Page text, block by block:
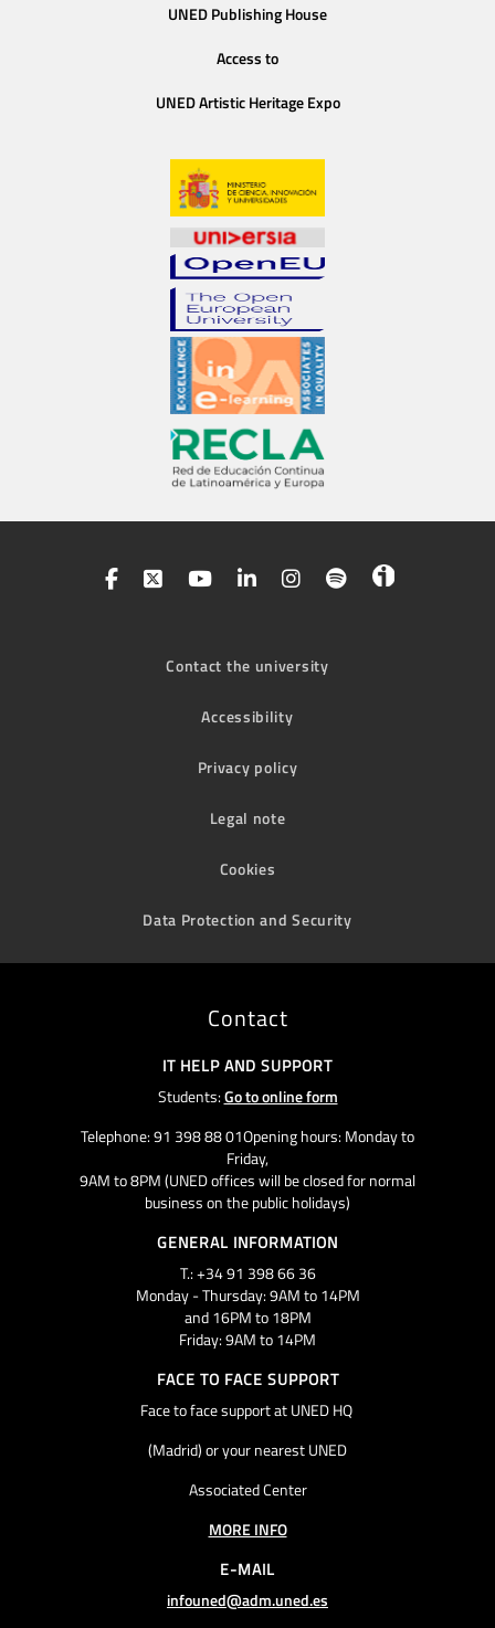
UNED Publishing House
Access to
UNED Artistic Heritage Expo
Contact the university
Accessibility
Privacy policy
Legal note
Cookies
Data Protection and Security
Contact
IT HELP AND SUPPORT
Students:Go to online form
Telephone: 91 398 88 01Opening hours: Monday to
Friday,
9AM to 8PM (UNED offices will be closed for normal
business on the public holidays)
GENERAL INFORMATION
T.: +34 91 398 66 36
Monday - Thursday: 9AM to 14PM
and 16PM to 18PM
Friday: 9AM to 14PM
FACE TO FACE SUPPORT
Face to face support at UNED HQ
(Madrid) or your nearest UNED
Associated Center
MORE INFO
E-MAIL
infouned@adm.uned.es